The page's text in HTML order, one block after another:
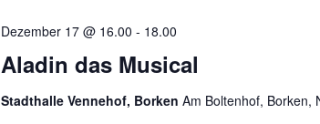
Aladin das Musical
Dezember 17 @ 16.00 - 18.00
Stadthalle Vennehof, Borken Am Boltenhof, Borken,